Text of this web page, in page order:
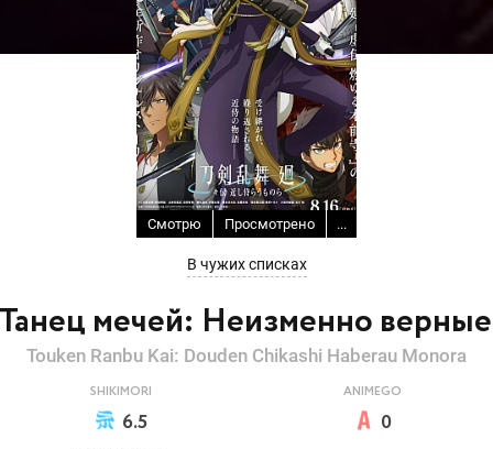
мечей: Неизменно верные
Смотрю Просмотрено ...
В чужих списках
Touken Ranbu Kai: Douden Chikashi Haberau Monora
SHIKIMORI
6.5
ANIMEGO
0